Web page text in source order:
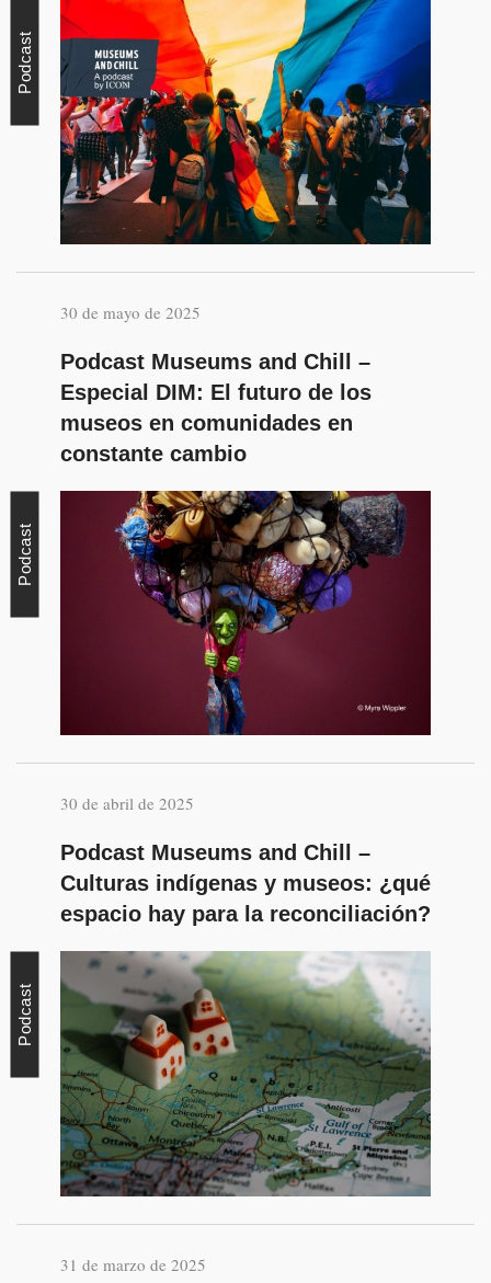
Podcast
30 de mayo de 2025
Podcast Museums and Chill –
Especial DIM: El futuro de los
museos en comunidades en
constante cambio
Podcast
30 de abril de 2025
Podcast Museums and Chill –
Culturas indígenas y museos: ¿qué
espacio hay para la reconciliación?
Podcast
31 de marzo de 2025